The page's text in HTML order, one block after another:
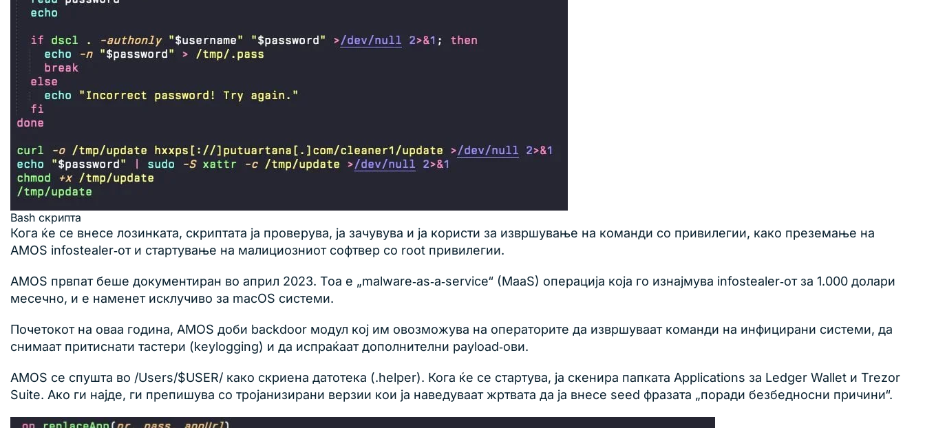
Bash скрипта
Кога ќе се внесе лозинката, скриптата ја проверува, ја зачувува и ја користи за извршување на команди со привилегии, како преземање на
AMOS infostealer‑от и стартување на малициозниот софтвер со root привилегии.
AMOS првпат беше документиран во април 2023. Тоа е „malware‑as‑a‑service“ (MaaS) операција која го изнајмува infostealer‑от за 1.000 долари
месечно, и е наменет исклучиво за macOS системи.
Почетокот на оваа година, AMOS доби backdoor модул кој им овозможува на операторите да извршуваат команди на инфицирани системи, да
снимаат притиснати тастери (keylogging) и да испраќаат дополнителни payload‑ови.
AMOS се спушта во /Users/$USER/ како скриена датотека (.helper). Кога ќе се стартува, ја скенира папката Applications за Ledger Wallet и Trezor
Suite. Ако ги најде, ги препишува со тројанизирани верзии кои ја наведуваат жртвата да ја внесе seed фразата „поради безбедносни причини“.